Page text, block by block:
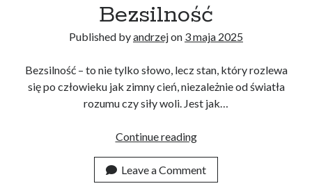
Bezsilność
Published byandrzejon 3 maja 2025
Bezsilność – to nie tylko słowo, lecz stan, który rozlewa
się po człowieku jak zimny cień, niezależnie od światła
rozumu czy siły woli. Jest jak…
Continue readingBezsilność
Leave a Comment